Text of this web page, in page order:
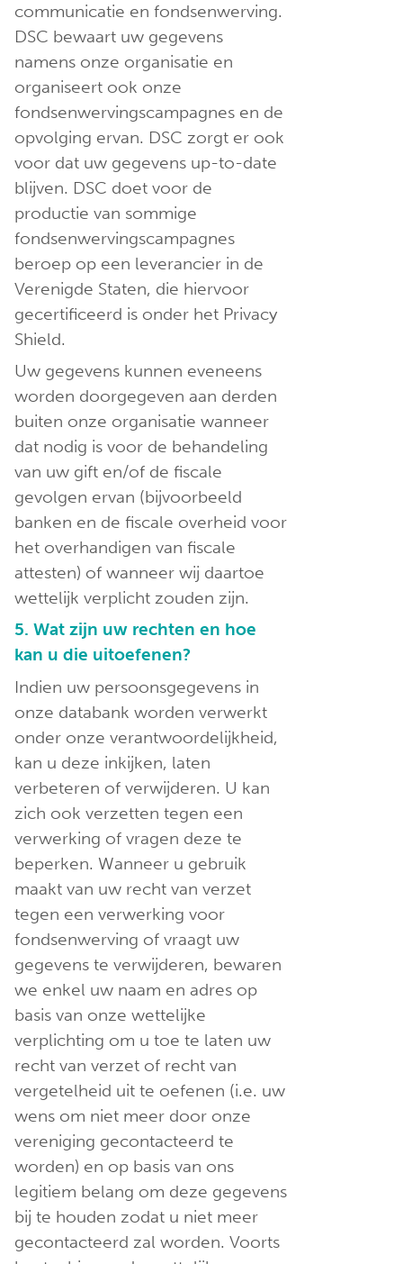
communicatie en fondsenwerving.
DSC bewaart uw gegevens
namens onze organisatie en
organiseert ook onze
fondsenwervingscampagnes en de
opvolging ervan. DSC zorgt er ook
voor dat uw gegevens up-to-date
blijven. DSC doet voor de
productie van sommige
fondsenwervingscampagnes
beroep op een leverancier in de
Verenigde Staten, die hiervoor
gecertificeerd is onder het Privacy
Shield.
Uw gegevens kunnen eveneens
worden doorgegeven aan derden
buiten onze organisatie wanneer
dat nodig is voor de behandeling
van uw gift en/of de fiscale
gevolgen ervan (bijvoorbeeld
banken en de fiscale overheid voor
het overhandigen van fiscale
attesten) of wanneer wij daartoe
wettelijk verplicht zouden zijn.
5. Wat zijn uw rechten en hoe
kan u die uitoefenen?
Indien uw persoonsgegevens in
onze databank worden verwerkt
onder onze verantwoordelijkheid,
kan u deze inkijken, laten
verbeteren of verwijderen. U kan
zich ook verzetten tegen een
verwerking of vragen deze te
beperken. Wanneer u gebruik
maakt van uw recht van verzet
tegen een verwerking voor
fondsenwerving of vraagt uw
gegevens te verwijderen, bewaren
we enkel uw naam en adres op
basis van onze wettelijke
verplichting om u toe te laten uw
recht van verzet of recht van
vergetelheid uit te oefenen (i.e. uw
wens om niet meer door onze
vereniging gecontacteerd te
worden) en op basis van ons
legitiem belang om deze gegevens
bij te houden zodat u niet meer
gecontacteerd zal worden. Voorts